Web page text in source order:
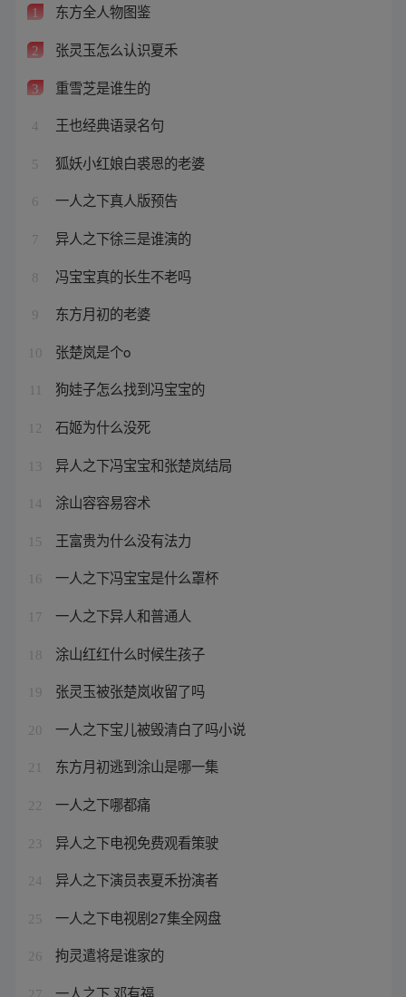
1 东方全人物图鉴
2 张灵玉怎么认识夏禾
3 重雪芝是谁生的
4 王也经典语录名句
5 狐妖小红娘白裘恩的老婆
6 一人之下真人版预告
7 异人之下徐三是谁演的
8 冯宝宝真的长生不老吗
9 东方月初的老婆
10 张楚岚是个o
狗娃子怎么找到冯宝宝的
12 石姬为什么没死
13 异人之下冯宝宝和张楚岚结局
14 涂山容容易容术
15 王富贵为什么没有法力
16 一人之下冯宝宝是什么罩杯
17 一人之下异人和普通人
18 涂山红红什么时候生孩子
19 张灵玉被张楚岚收留了吗
20 一人之下宝儿被毁清白了吗小说
21 东方月初逃到涂山是哪一集
22 一人之下哪都痛
23 异人之下电视免费观看策驶
24 异人之下演员表夏禾扮演者
25 一人之下电视剧27集全网盘
26 拘灵遣将是谁家的
27 一人之下 邓有福